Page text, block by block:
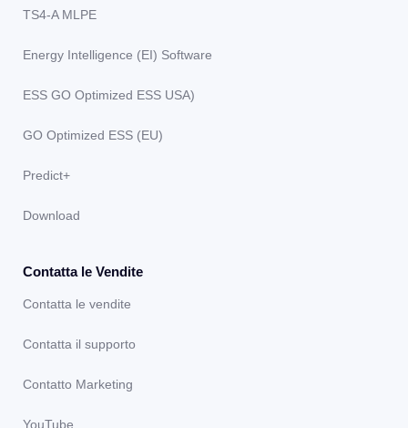
TS4-A MLPE
Energy Intelligence (EI) Software
ESS GO Optimized ESS USA)
GO Optimized ESS (EU)
Predict+
Download
Contatta le Vendite
Contatta le vendite
Contatta il supporto
Contatto Marketing
YouTube